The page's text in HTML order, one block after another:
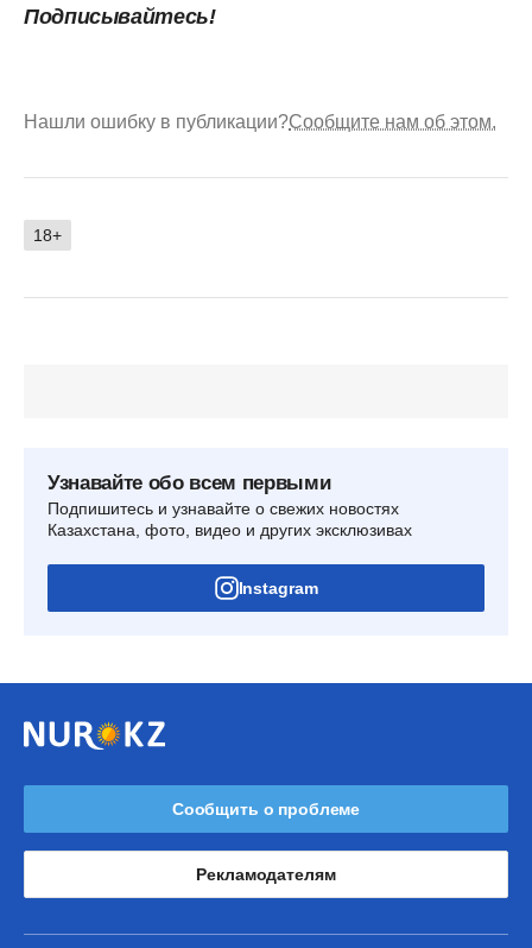
Подписывайтесь!
Нашли ошибку в публикации?Сообщите нам об этом.
18+
Узнавайте обо всем первыми
Подпишитесь и узнавайте о свежих новостях
Казахстана, фото, видео и других эксклюзивах
Instagram
Сообщить о проблеме
Рекламодателям